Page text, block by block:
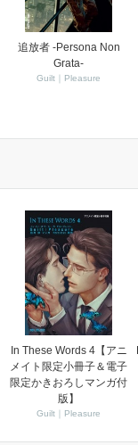
追放者 -Persona Non
Grata-
Guilt｜Pleasure
In These Words 4【アニ
メイト限定小冊子＆電子
限定かきおろしマンガ付
版】
Guilt｜Pleasure